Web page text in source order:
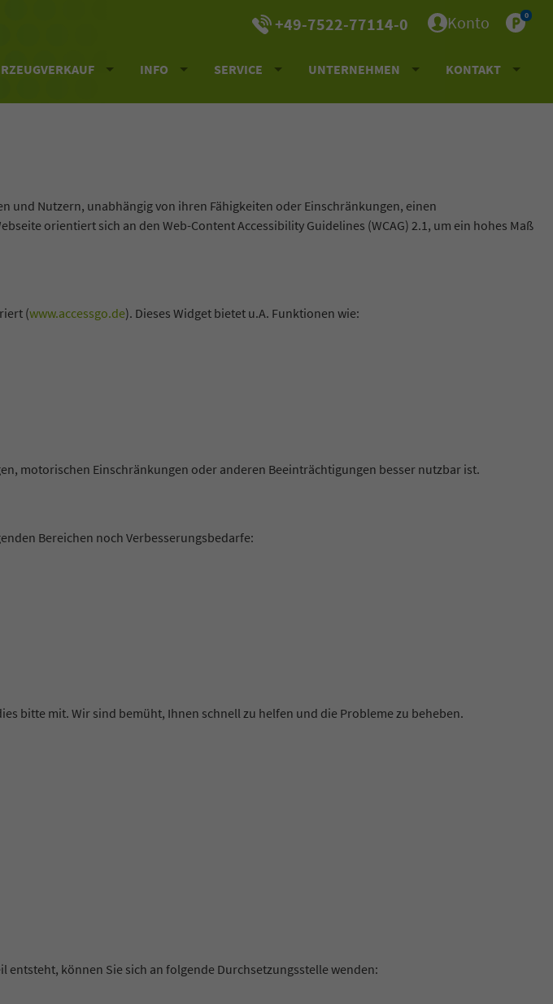
+49-7522-77114-0 Konto 0
INFO SERVICE UNTERNEHMEN KONTAKT
und Nutzern, unabhängig von ihren Fähigkeiten oder Einschränkungen, einen
orientiert sich an den Web-Content Accessibility Guidelines (WCAG) 2.1, um ein hohes Maß
(www.accessgo.de). Dieses Widget bietet u.A. Funktionen wie:
motorischen Einschränkungen oder anderen Beeinträchtigungen besser nutzbar ist.
Bereichen noch Verbesserungsbedarfe:
bitte mit. Wir sind bemüht, Ihnen schnell zu helfen und die Probleme zu beheben.
können Sie sich an folgende Durchsetzungsstelle wenden: